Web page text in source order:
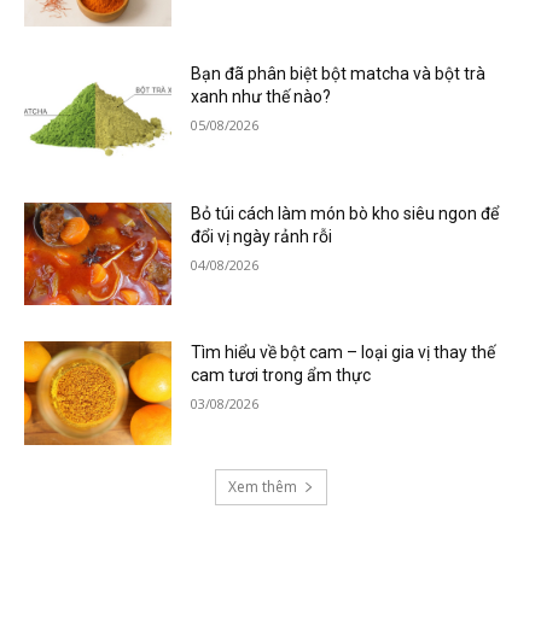
Bạn đã phân biệt bột matcha và bột trà
xanh như thế nào?
05/08/2026
Bỏ túi cách làm món bò kho siêu ngon để
đổi vị ngày rảnh rỗi
04/08/2026
Tìm hiểu về bột cam – loại gia vị thay thế
cam tươi trong ẩm thực
03/08/2026
Xem thêm